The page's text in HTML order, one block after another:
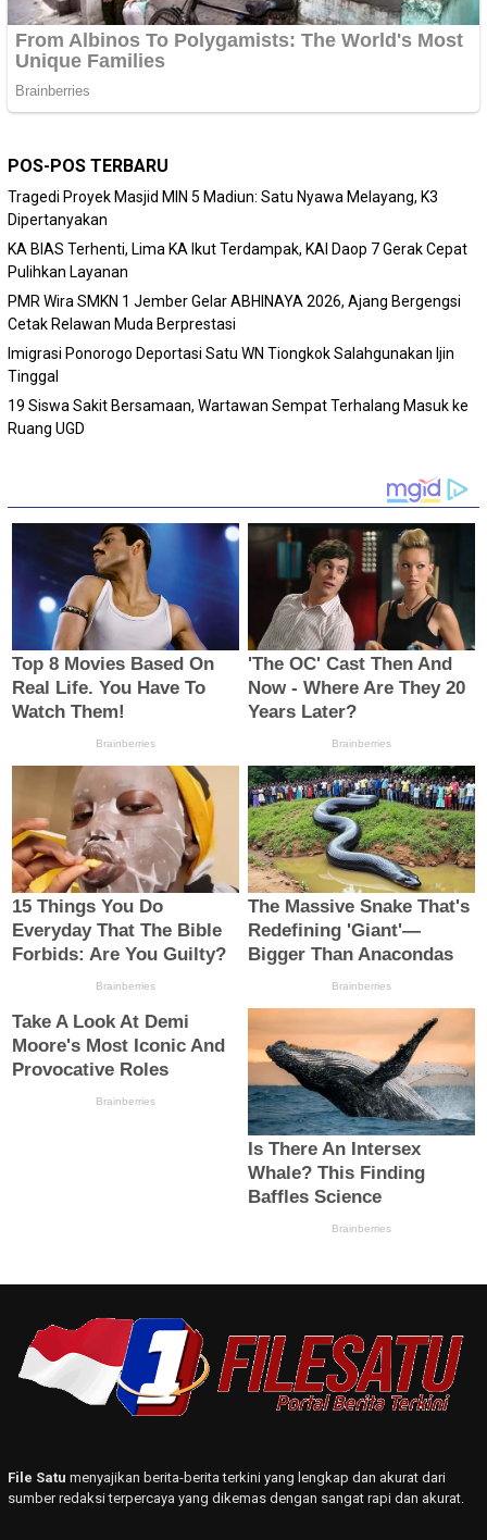
POS-POS TERBARU
Tragedi Proyek Masjid MIN 5 Madiun: Satu Nyawa Melayang, K3
Dipertanyakan
KA BIAS Terhenti, Lima KA Ikut Terdampak, KAI Daop 7 Gerak Cepat
Pulihkan Layanan
PMR Wira SMKN 1 Jember Gelar ABHINAYA 2026, Ajang Bergengsi
Cetak Relawan Muda Berprestasi
Imigrasi Ponorogo Deportasi Satu WN Tiongkok Salahgunakan Ijin
Tinggal
19 Siswa Sakit Bersamaan, Wartawan Sempat Terhalang Masuk ke
Ruang UGD
File Satu menyajikan berita-berita terkini yang lengkap dan akurat dari
sumber redaksi terpercaya yang dikemas dengan sangat rapi dan akurat.